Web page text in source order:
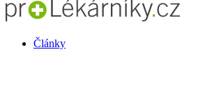
Články